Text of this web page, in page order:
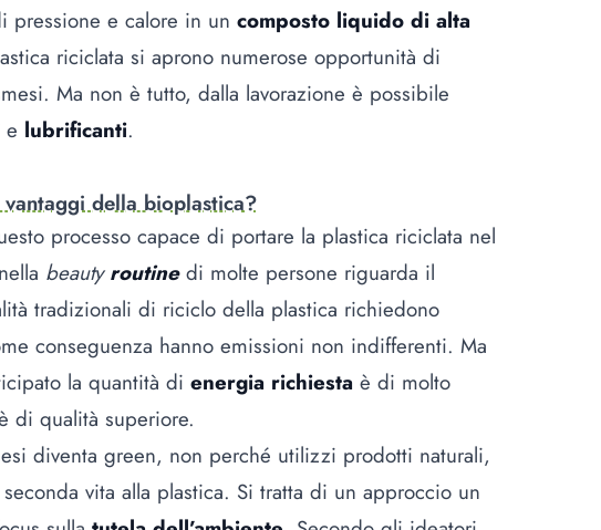
pressione e calore in un composto liquido di alta
riciclata si aprono numerose opportunità di
Ma non è tutto, dalla lavorazione è possibile
e lubrificanti.
della bioplastica?
processo capace di portare la plastica riciclata nel
beautyroutinedi molte persone riguarda il
tradizionali di riciclo della plastica richiedono
conseguenza hanno emissioni non indifferenti. Ma
la quantità di energia richiesta è di molto
di qualità superiore.
diventa green, non perché utilizzi prodotti naturali,
vita alla plastica. Si tratta di un approccio un